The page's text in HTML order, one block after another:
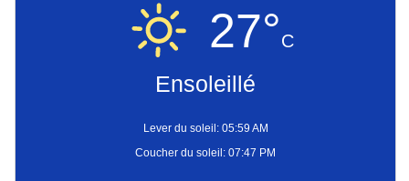
27°C
Ensoleillé
Lever du soleil: 05:59 AM
Coucher du soleil: 07:47 PM